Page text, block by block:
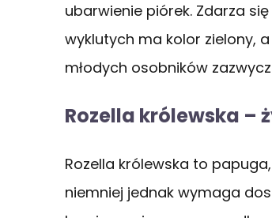
ubarwienie piórek. Zdarza
wyklutych ma kolor zielony,
młodych osobników
Rozella królewska –
Rozella królewska to
niemniej jednak wymaga